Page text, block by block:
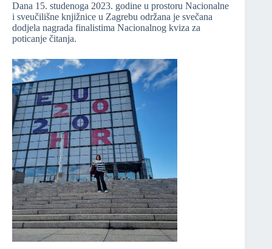
Dana 15. studenoga 2023. godine u prostoru Nacionalne
i sveučilišne knjižnice u Zagrebu održana je svečana
dodjela nagrada finalistima Nacionalnog kviza za
poticanje čitanja.